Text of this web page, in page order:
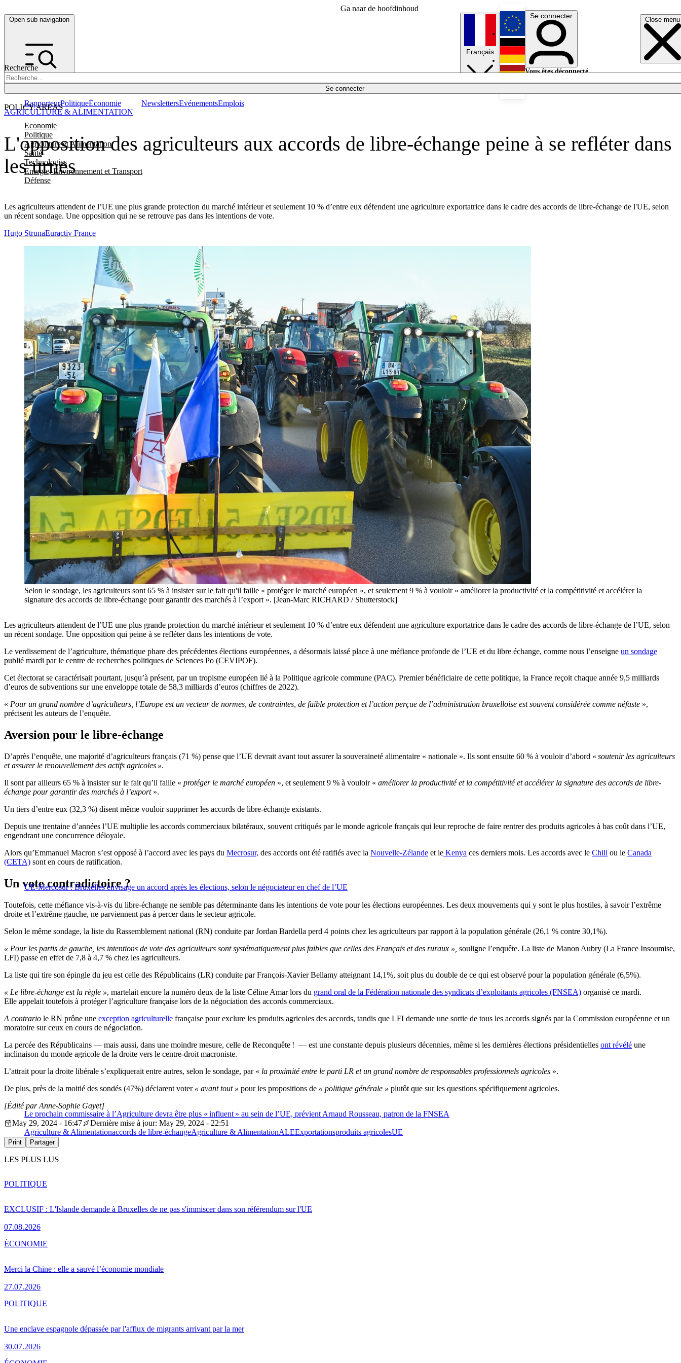
Ga naar de hoofdinhoud
Open sub navigation Close menu
Recherche
Se connecter
POLICY AREAS
Economie
Politique
Agriculture et Alimentation
Santé
Technologies
Energie, Environnement et Transport
Défense
RapporteurPolitiqueÉconomie NewslettersEvénementsEmplois
Français
English
Deutsch
Se connecter
Vous êtes déconnecté.
L'opposition des agriculteurs aux accords de libre-échange peine à se refléter dans
les urnes
Les agriculteurs attendent de l’UE une plus grande protection du marché intérieur et seulement 10 % d’entre eux défendent une agriculture exportatrice dans le cadre des accords de libre-échange de l'UE, selon
un récent sondage. Une opposition qui ne se retrouve pas dans les intentions de vote.
AGRICULTURE & ALIMENTATION
Hugo StrunaEuractiv France
Selon le sondage, les agriculteurs sont 65 % à insister sur le fait qu'il faille « protéger le marché européen », et seulement 9 % à vouloir « améliorer la productivité et la compétitivité et accélérer la
signature des accords de libre-échange pour garantir des marchés à l’export ». [Jean-Marc RICHARD / Shutterstock]
Les agriculteurs attendent de l’UE une plus grande protection du marché intérieur et seulement 10 % d’entre eux défendent une agriculture exportatrice dans le cadre des accords de libre-échange de l’UE, selon
un récent sondage. Une opposition qui peine à se refléter dans les intentions de vote.
Le verdissement de l’agriculture, thématique phare des précédentes élections européennes, a désormais laissé place à une méfiance profonde de l’UE et du libre échange, comme nous l’enseigne un sondage
publié mardi par le centre de recherches politiques de Sciences Po (CEVIPOF).
Cet électorat se caractérisait pourtant, jusqu’à présent, par un tropisme européen lié à la Politique agricole commune (PAC). Premier bénéficiaire de cette politique, la France reçoit chaque année 9,5 milliards
d’euros de subventions sur une enveloppe totale de 58,3 milliards d’euros (chiffres de 2022).
« Pour un grand nombre d’agriculteurs, l’Europe est un vecteur de normes, de contraintes, de faible protection et l’action perçue de l’administration bruxelloise est souvent considérée comme néfaste »,
précisent les auteurs de l’enquête.
Aversion pour le libre-échange
D’après l’enquête, une majorité d’agriculteurs français (71 %) pense que l’UE devrait avant tout assurer la souveraineté alimentaire « nationale ». Ils sont ensuite 60 % à vouloir d’abord « soutenir les agriculteurs
et assurer le renouvellement des actifs agricoles ».
Il sont par ailleurs 65 % à insister sur le fait qu’il faille « protéger le marché européen », et seulement 9 % à vouloir « améliorer la productivité et la compétitivité et accélérer la signature des accords de libre-
échange pour garantir des marchés à l’export».
Un tiers d’entre eux (32,3 %) disent même vouloir supprimer les accords de libre-échange existants.
Depuis une trentaine d’années l’UE multiplie les accords commerciaux bilatéraux, souvent critiqués par le monde agricole français qui leur reproche de faire rentrer des produits agricoles à bas coût dans l’UE,
engendrant une concurrence déloyale.
Alors qu’Emmanuel Macron s’est opposé à l’accord avec les pays du Mecrosur, des accords ont été ratifiés avec la Nouvelle-Zélande et le Kenya ces derniers mois. Les accords avec le Chili ou le Canada
(CETA) sont en cours de ratification.
UE-Mercosur : Bruxelles envisage un accord après les élections, selon le négociateur en chef de l’UE
Un vote contradictoire ?
Toutefois, cette méfiance vis-à-vis du libre-échange ne semble pas déterminante dans les intentions de vote pour les élections européennes. Les deux mouvements qui y sont le plus hostiles, à savoir l’extrême
droite et l’extrême gauche, ne parviennent pas à percer dans le secteur agricole.
Selon le même sondage, la liste du Rassemblement national (RN) conduite par Jordan Bardella perd 4 points chez les agriculteurs par rapport à la population générale (26,1 % contre 30,1%).
« Pour les partis de gauche, les intentions de vote des agriculteurs sont systématiquement plus faibles que celles des Français et des ruraux », souligne l’enquête. La liste de Manon Aubry (La France Insoumise,
LFI) passe en effet de 7,8 à 4,7 % chez les agriculteurs.
La liste qui tire son épingle du jeu est celle des Républicains (LR) conduite par François-Xavier Bellamy atteignant 14,1%, soit plus du double de ce qui est observé pour la population générale (6,5%).
« Le libre-échange est la règle », martelait encore la numéro deux de la liste Céline Amar lors du grand oral de la Fédération nationale des syndicats d’exploitants agricoles (FNSEA) organisé ce mardi.
Elle appelait toutefois à protéger l’agriculture française lors de la négociation des accords commerciaux.
A contrario le RN prône une exception agriculturelle française pour exclure les produits agricoles des accords, tandis que LFI demande une sortie de tous les accords signés par la Commission européenne et un
moratoire sur ceux en cours de négociation.
La percée des Républicains — mais aussi, dans une moindre mesure, celle de Reconquête ! — est une constante depuis plusieurs décennies, même si les dernières élections présidentielles ont révélé une
inclinaison du monde agricole de la droite vers le centre-droit macroniste.
L’attrait pour la droite libérale s’expliquerait entre autres, selon le sondage, par « la proximité entre le parti LR et un grand nombre de responsables professionnels agricoles ».
De plus, près de la moitié des sondés (47%) déclarent voter « avant tout » pour les propositions de « politique générale » plutôt que sur les questions spécifiquement agricoles.
Le prochain commissaire à l’Agriculture devra être plus « influent » au sein de l’UE, prévient Arnaud Rousseau, patron de la FNSEA
[Édité par Anne-Sophie Gayet]
May 29, 2024 - 16:47
Dernière mise à jour: May 29, 2024 - 22:51
Agriculture & Alimentationaccords de libre-échangeAgriculture & AlimentationALEExportationsproduits agricolesUE
Print Partager
LES PLUS LUS
EXCLUSIF : L'Islande demande à Bruxelles de ne pas s'immiscer dans son référendum sur l'UE
07.08.2026
POLITIQUE
Merci la Chine : elle a sauvé l’économie mondiale
27.07.2026
ÉCONOMIE
Une enclave espagnole dépassée par l'afflux de migrants arrivant par la mer
30.07.2026
POLITIQUE